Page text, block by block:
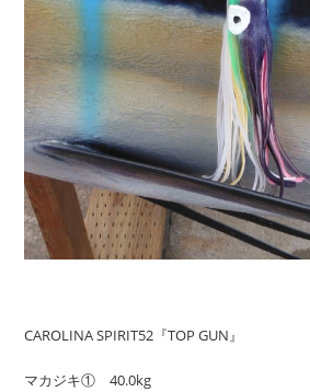
CAROLINA SPIRIT52『TOP GUN』
マカジキ① 40.0kg